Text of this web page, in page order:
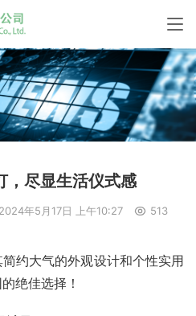
，尽显生活仪式感
2024年5月17日 上午10:27 513
简约大气的外观设计和个性实用
绝佳选择！